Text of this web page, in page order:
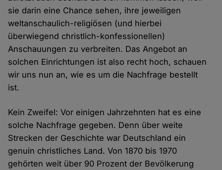
sie darin eine Chance sehen, ihre jeweiligen
weltanschaulich-religiösen (und hierbei
überwiegend christlich-konfessionellen)
Anschauungen zu verbreiten. Das Angebot an
solchen Einrichtungen ist also recht hoch, schauen
wir uns nun an, wie es um die Nachfrage bestellt
ist.
Kein Zweifel: Vor einigen Jahrzehnten hat es eine
solche Nachfrage gegeben. Denn über weite
Strecken der Geschichte war Deutschland ein
genuin christliches Land. Von 1870 bis 1970
gehörten weit über 90 Prozent der Bevölkerung